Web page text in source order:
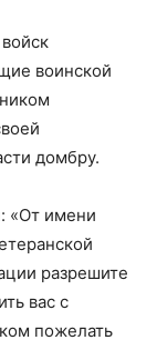
воинской
домбру.
«От имени
разрешите
вас с
пожелать